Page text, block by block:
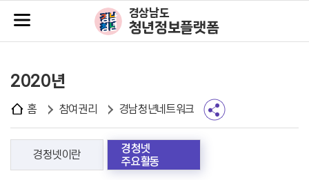
주메뉴바로가기
본문바로가기
경상남도
청년정보플랫폼
2020년
홈 참여권리 경남청년네트워크
경청넷이란
경청넷
주요활동